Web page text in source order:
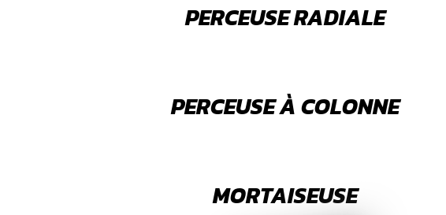
PERCEUSE RADIALE
PERCEUSE À COLONNE
MORTAISEUSE